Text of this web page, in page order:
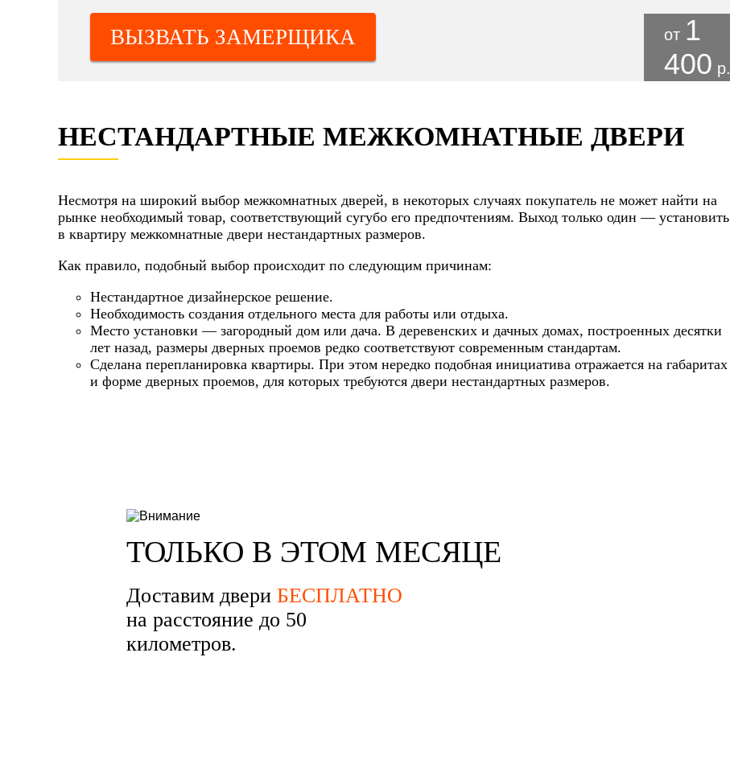
ВЫЗВАТЬ ЗАМЕРЩИКА от 1
400 р.
НЕСТАНДАРТНЫЕ МЕЖКОМНАТНЫЕ ДВЕРИ
Несмотря на широкий выбор межкомнатных дверей, в некоторых случаях покупатель не может найти на
рынке необходимый товар, соответствующий сугубо его предпочтениям. Выход только один — установить
в квартиру межкомнатные двери нестандартных размеров.
Как правило, подобный выбор происходит по следующим причинам:
Нестандартное дизайнерское решение.
Необходимость создания отдельного места для работы или отдыха.
Место установки — загородный дом или дача. В деревенских и дачных домах, построенных десятки
лет назад, размеры дверных проемов редко соответствуют современным стандартам.
Сделана перепланировка квартиры. При этом нередко подобная инициатива отражается на габаритах
и форме дверных проемов, для которых требуются двери нестандартных размеров.
ТОЛЬКО В ЭТОМ МЕСЯЦЕ
Доставим двери БЕСПЛАТНО
на расстояние до 50
километров.